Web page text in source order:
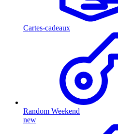
Cartes-cadeaux
Random Weekend
new